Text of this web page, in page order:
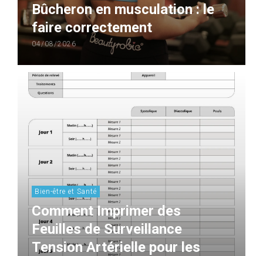
Bûcheron en musculation : le
faire correctement
04/08/2026
Bien-être et Santé
Comment Imprimer des
Feuilles de Surveillance
Tension Artérielle pour les